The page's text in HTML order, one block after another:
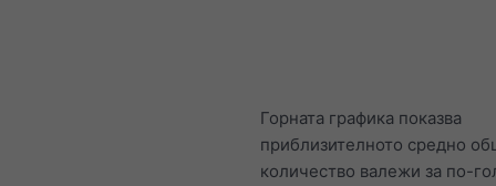
Горната графика показва
приблизителното средно
количество валежи за по-